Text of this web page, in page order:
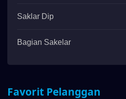
Saklar Dip
Bagian Sakelar
Favorit Pelanggan